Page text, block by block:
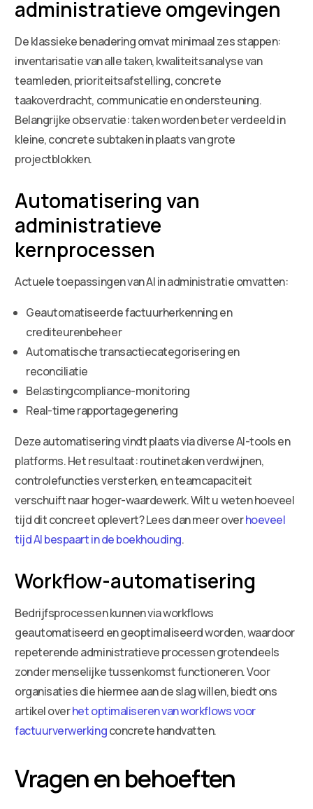
administratieve omgevingen
De klassieke benadering omvat minimaal zes stappen:
inventarisatie van alle taken, kwaliteitsanalyse van
teamleden, prioriteitsafstelling, concrete
taakoverdracht, communicatie en ondersteuning.
Belangrijke observatie: taken worden beter verdeeld in
kleine, concrete subtaken in plaats van grote
projectblokken.
Automatisering van
administratieve
kernprocessen
Actuele toepassingen van AI in administratie omvatten:
Geautomatiseerde factuurherkenning en
crediteurenbeheer
Automatische transactiecategorisering en
reconciliatie
Belastingcompliance-monitoring
Real-time rapportagegenering
Deze automatisering vindt plaats via diverse AI-tools en
platforms. Het resultaat: routinetaken verdwijnen,
controlefuncties versterken, en teamcapaciteit
verschuift naar hoger-waardewerk. Wilt u weten hoeveel
tijd dit concreet oplevert? Lees dan meer overhoeveel
tijd AI bespaart in de boekhouding.
Workflow-automatisering
Bedrijfsprocessen kunnen via workflows
geautomatiseerd en geoptimaliseerd worden, waardoor
repeterende administratieve processen grotendeels
zonder menselijke tussenkomst functioneren. Voor
organisaties die hiermee aan de slag willen, biedt ons
artikel overhet optimaliseren van workflows voor
factuurverwerkingconcrete handvatten.
Vragen en behoeften